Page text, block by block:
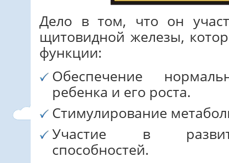
Дело в том, что он
щитовидной железы,
функции:
Обеспечение
ребенка и его роста.
Стимулирование
Участие в
способностей.